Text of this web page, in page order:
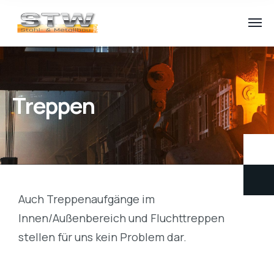
Treppen
Auch Treppenaufgänge im
Innen/Außenbereich und Fluchttreppen
stellen für uns kein Problem dar.